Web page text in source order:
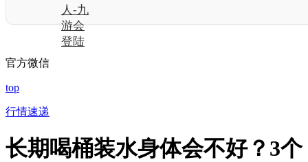
人-九
游会
登陆
官方微信
top
行情速递
长期喝桶装水身体会不好？3个